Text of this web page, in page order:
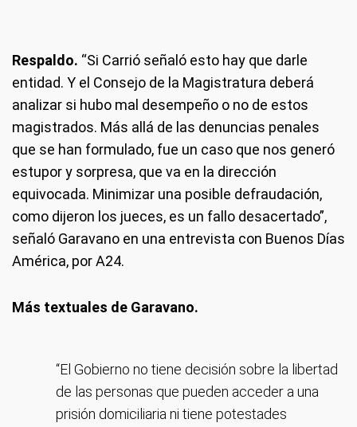
Respaldo. “Si Carrió señaló esto hay que darle
entidad. Y el Consejo de la Magistratura deberá
analizar si hubo mal desempeño o no de estos
magistrados. Más allá de las denuncias penales
que se han formulado, fue un caso que nos generó
estupor y sorpresa, que va en la dirección
equivocada. Minimizar una posible defraudación,
como dijeron los jueces, es un fallo desacertado”,
señaló Garavano en una entrevista con Buenos Días
América, por A24.
Más textuales de Garavano.
“El Gobierno no tiene decisión sobre la libertad
de las personas que pueden acceder a una
prisión domiciliaria ni tiene potestades